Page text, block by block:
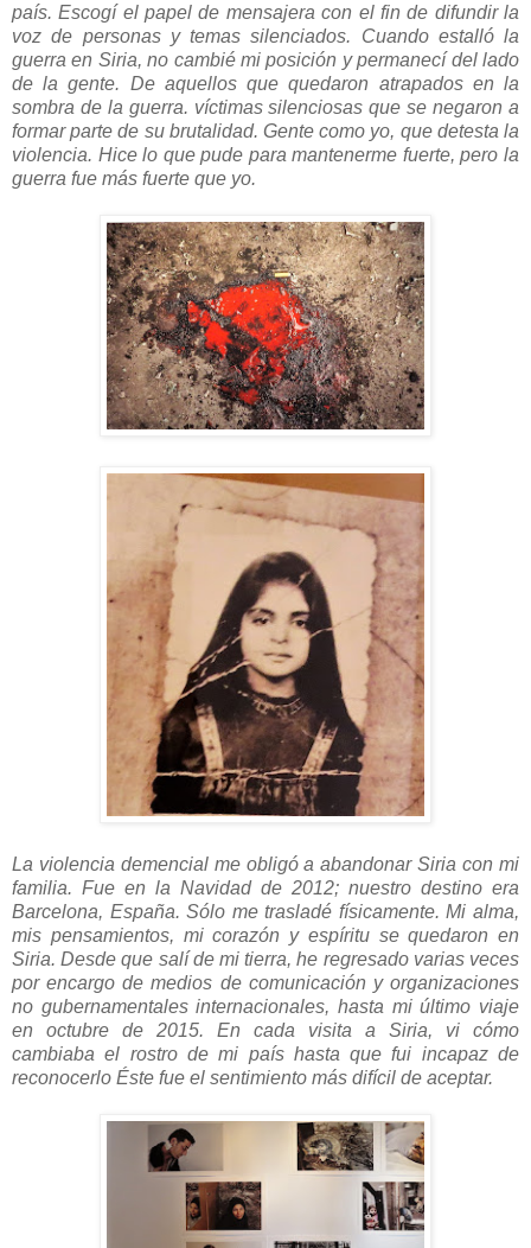
país. Escogí el papel de mensajera con el fin de difundir la
voz de personas y temas silenciados. Cuando estalló la
guerra en Siria, no cambié mi posición y permanecí del lado
de la gente. De aquellos que quedaron atrapados en la
sombra de la guerra. víctimas silenciosas que se negaron a
formar parte de su brutalidad. Gente como yo, que detesta la
violencia. Hice lo que pude para mantenerme fuerte, pero la
guerra fue más fuerte que yo.
La violencia demencial me obligó a abandonar Siria con mi
familia. Fue en la Navidad de 2012; nuestro destino era
Barcelona, España. Sólo me trasladé físicamente. Mi alma,
mis pensamientos, mi corazón y espíritu se quedaron en
Siria. Desde que salí de mi tierra, he regresado varias veces
por encargo de medios de comunicación y organizaciones
no gubernamentales internacionales, hasta mi último viaje
en octubre de 2015. En cada visita a Siria, vi cómo
cambiaba el rostro de mi país hasta que fui incapaz de
reconocerlo Éste fue el sentimiento más difícil de aceptar.